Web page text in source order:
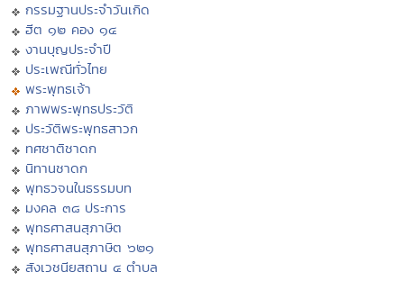
กรรมฐานประจำวันเกิด
ฮีต ๑๒ คอง ๑๔
งานบุญประจำปี
ประเพณีทั่วไทย
พระพุทธเจ้า
ภาพพระพุทธประวัติ
ประวัติพระพุทธสาวก
ทศชาติชาดก
นิทานชาดก
พุทธวจนในธรรมบท
มงคล ๓๘ ประการ
พุทธศาสนสุภาษิต
พุทธศาสนสุภาษิต ๖๒๑
สังเวชนียสถาน ๔ ตำบล